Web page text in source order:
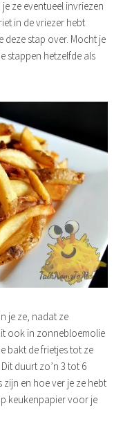
ze eventueel invriezen
in de vriezer hebt
deze stap over. Mocht je
stappen hetzelfde als
je ze, nadat ze
ook in zonnebloemolie
bakt de frietjes tot ze
duurt zo’n 3 tot 6
en hoe ver je ze hebt
keukenpapier voor je